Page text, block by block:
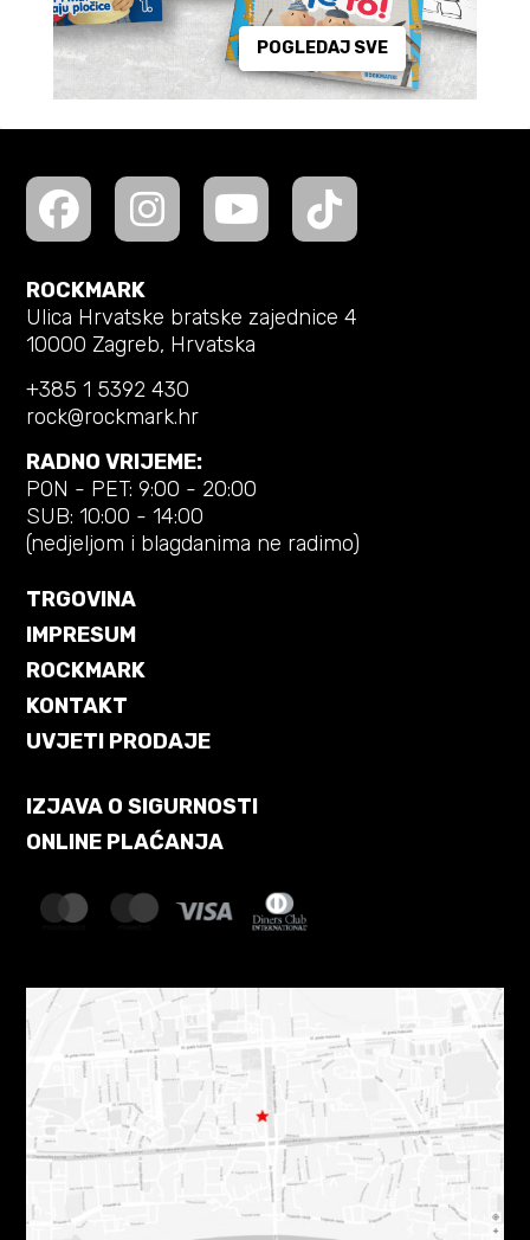
POGLEDAJ SVE
ROCKMARK
Ulica Hrvatske bratske zajednice 4
10000 Zagreb, Hrvatska
+385 1 5392 430
rock@rockmark.hr
RADNO VRIJEME:
PON - PET: 9:00 - 20:00
SUB: 10:00 - 14:00
(nedjeljom i blagdanima ne radimo)
TRGOVINA
IMPRESUM
ROCKMARK
KONTAKT
UVJETI PRODAJE
IZJAVA O SIGURNOSTI
ONLINE PLAĆANJA